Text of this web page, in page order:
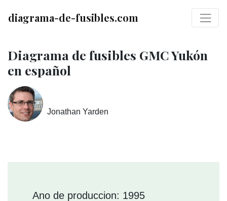
diagrama-de-fusibles.com
Diagrama de fusibles GMC Yukón
en español
Jonathan Yarden
Ano de produccion: 1995